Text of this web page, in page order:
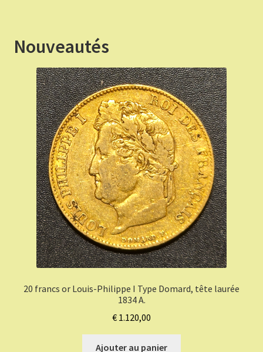
Nouveautés
20 francs or Louis-Philippe I Type Domard, tête laurée
1834 A.
€ 1.120,00
Ajouter au panier